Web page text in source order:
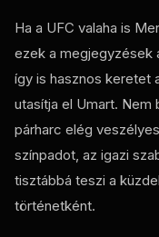
Ha a UFC valaha is
ezek a megjegyzések
így is hasznos keretet
utasítja el Umart. Nem
párharc elég
színpadot, az igazi
tisztábbá teszi a
történetként.